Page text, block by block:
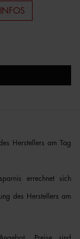
Herstellers am Tag
errechnet sich
des Herstellers am